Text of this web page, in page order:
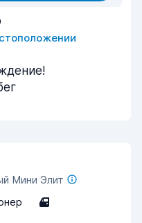
Мини Элит
4